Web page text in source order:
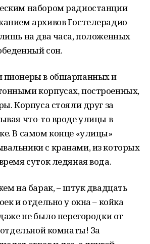
набором радиостанции
архивов Гостелерадио
на два часа, положенных
сон.
в обшарпанных и
корпусах, построенных,
Корпуса стояли друг за
что-то вроде улицы в
В самом конце «улицы»
с кранами, из которых
суток ледяная вода.
на барак, – штук двадцать
и отдельно у окна – койка
не было перегородки от
отдельной комнаты! За